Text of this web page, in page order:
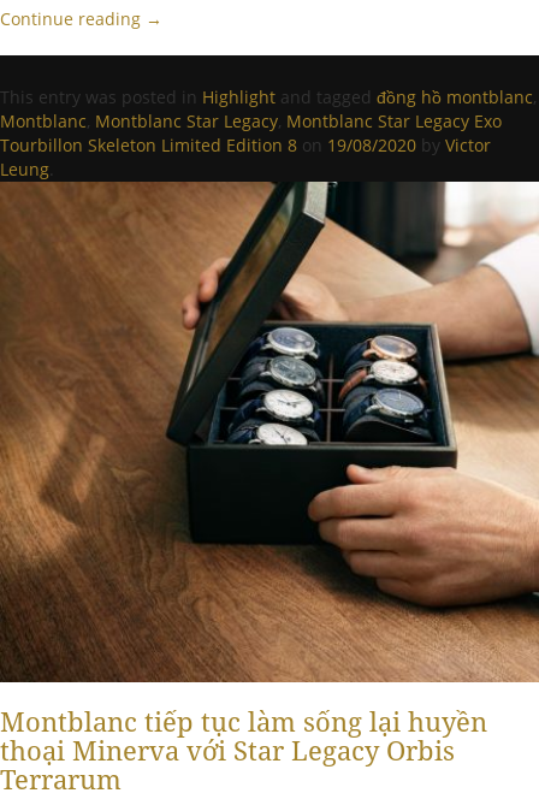
Continue reading →
This entry was posted in Highlight and tagged đồng hồ montblanc,
Montblanc, Montblanc Star Legacy, Montblanc Star Legacy Exo
Tourbillon Skeleton Limited Edition 8 on 19/08/2020 by Victor
Leung.
Montblanc tiếp tục làm sống lại huyền
thoại Minerva với Star Legacy Orbis
Terrarum